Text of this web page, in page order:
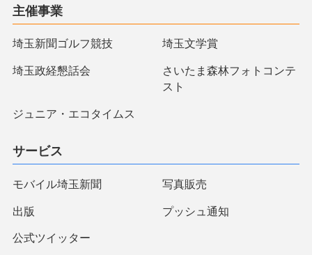
主催事業
埼玉新聞ゴルフ競技 埼玉文学賞
埼玉政経懇話会
さいたま森林フォトコンテ
スト
ジュニア・エコタイムス
サービス
モバイル埼玉新聞 写真販売
出版 プッシュ通知
公式ツイッター